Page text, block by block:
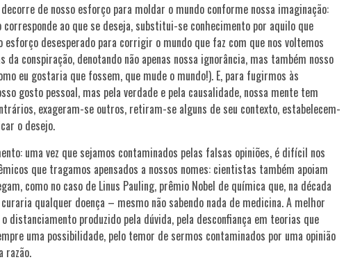
de nosso esforço para moldar o mundo conforme nossa imaginação:
corresponde ao que se deseja, substitui-se conhecimento por aquilo que
desesperado para corrigir o mundo que faz com que nos voltemos
conspiração, denotando não apenas nossa ignorância, mas também nosso
eu gostaria que fossem, que mude o mundo!). E, para fugirmos às
gosto pessoal, mas pela verdade e pela causalidade, nossa mente tem
exageram-se outros, retiram-se alguns de seu contexto, estabelecem-
o desejo.
uma vez que sejamos contaminados pelas falsas opiniões, é difícil nos
que tragamos apensados a nossos nomes: cientistas também apoiam
como no caso de Linus Pauling, prêmio Nobel de química que, na década
qualquer doença – mesmo não sabendo nada de medicina. A melhor
distanciamento produzido pela dúvida, pela desconfiança em teorias que
uma possibilidade, pelo temor de sermos contaminados por uma opinião
razão.